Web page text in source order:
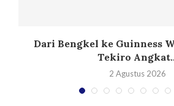
Dari Bengkel ke Guinness
Tekiro
2 Agustus 2026